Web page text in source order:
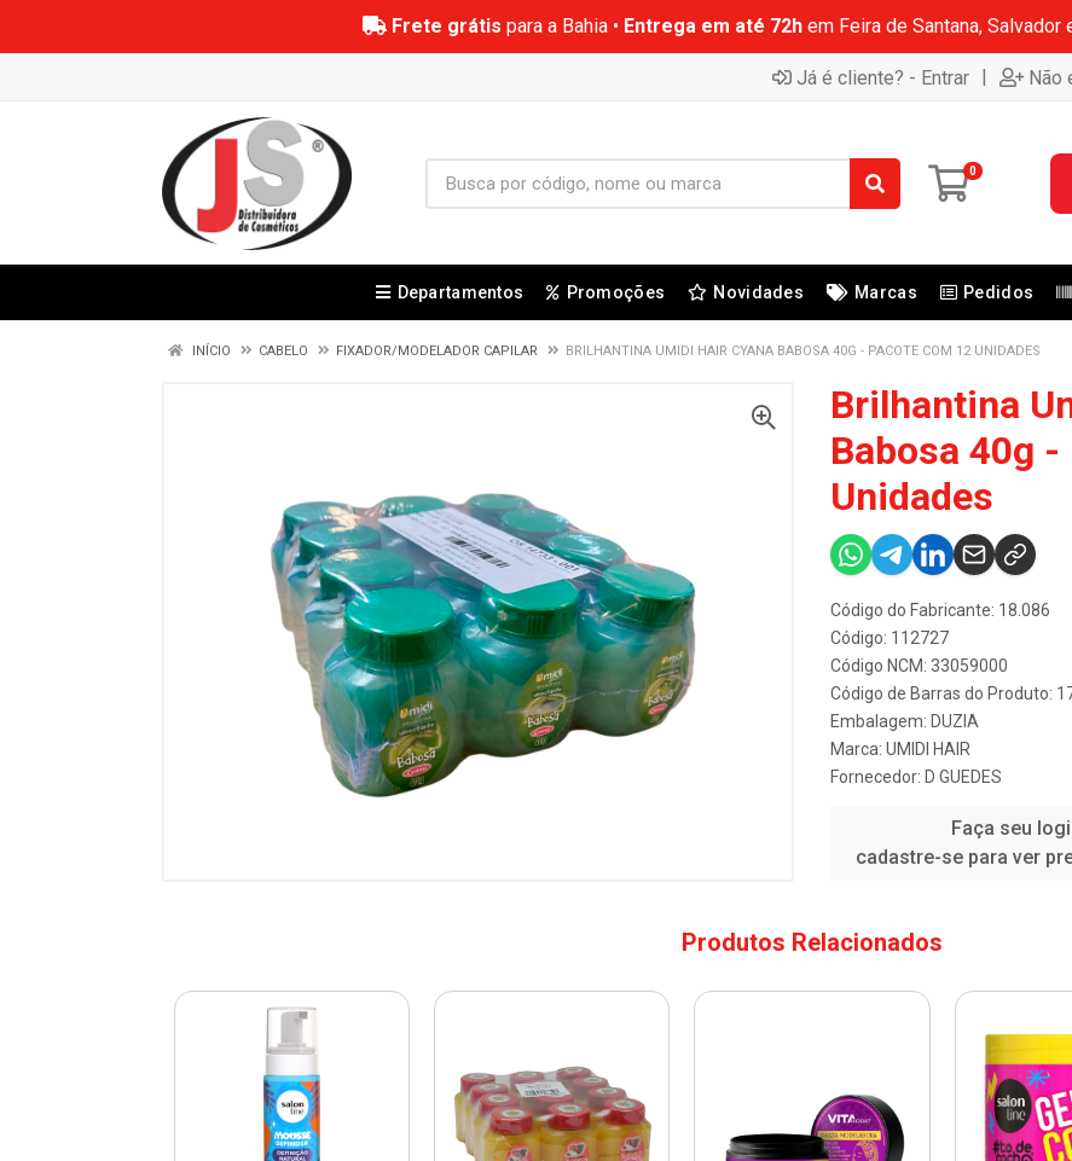
Frete grátis para a Bahia • Entrega em até 72hem Feira de Santana, Salvador
Já é cliente? - Entrar | Não
0
Departamentos Promoções Novidades Marcas Pedidos
INÍCIO CABELO FIXADOR/MODELADOR CAPILAR BRILHANTINA UMIDI HAIR CYANA BABOSA 40G - PACOTE COM 12 UNIDADES
Brilhantina
Babosa 40g
Unidades
Código do Fabricante: 18.086
Código: 112727
Código NCM: 33059000
Código de Barras do Produto:
Embalagem: DUZIA
Marca: UMIDI HAIR
Fornecedor: D GUEDES
Faça seu
cadastre-se para ver
Produtos Relacionados